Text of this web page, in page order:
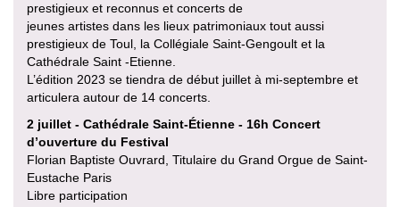
prestigieux et reconnus et concerts de
jeunes artistes dans les lieux patrimoniaux tout aussi
prestigieux de Toul, la Collégiale Saint-Gengoult et la
Cathédrale Saint -Etienne.
L’édition 2023 se tiendra de début juillet à mi-septembre et
articulera autour de 14 concerts.
2 juillet - Cathédrale Saint-Étienne - 16h Concert
d’ouverture du Festival
Florian Baptiste Ouvrard, Titulaire du Grand Orgue de Saint-
Eustache Paris
Libre participation